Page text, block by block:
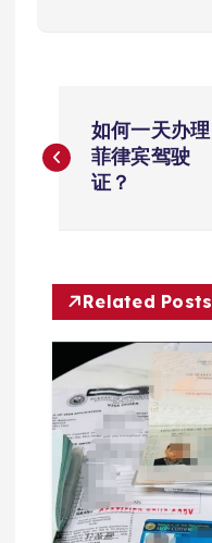
章
航
如何一天办理
菲律宾驾驶
证？
Related Posts